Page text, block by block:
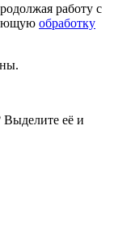
работу с
обработку
её и